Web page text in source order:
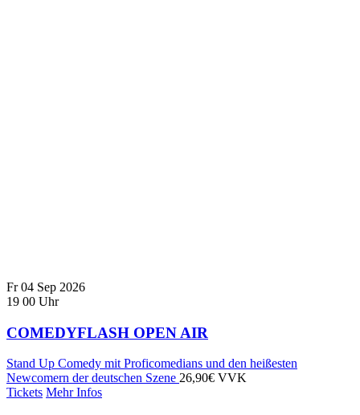
Fr 04 Sep 2026
19 00 Uhr
COMEDYFLASH OPEN AIR
Stand Up Comedy mit Proficomedians und den heißesten
Newcomern der deutschen Szene 26,90€ VVK
Tickets Mehr Infos